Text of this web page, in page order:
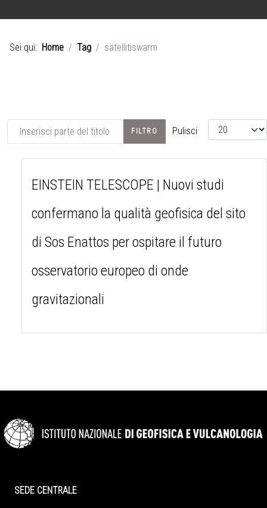
Sei qui: Home Tag satellitiswarm
Inserisci parte del titolo FILTRO Pulisci Visualizza #
EINSTEIN TELESCOPE | Nuovi studi
confermano la qualità geofisica del sito
di Sos Enattos per ospitare il futuro
osservatorio europeo di onde
gravitazionali
SEDE CENTRALE